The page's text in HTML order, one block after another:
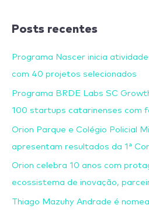
Posts recentes
Programa Nascer inicia
com 40 projetos selecionados
Programa BRDE Labs SC
100 startups catarinenses com
Orion Parque e Colégio Policial
apresentam resultados da 1ª
Orion celebra 10 anos com
ecossistema de inovação,
Thiago Mazuhy Andrade é